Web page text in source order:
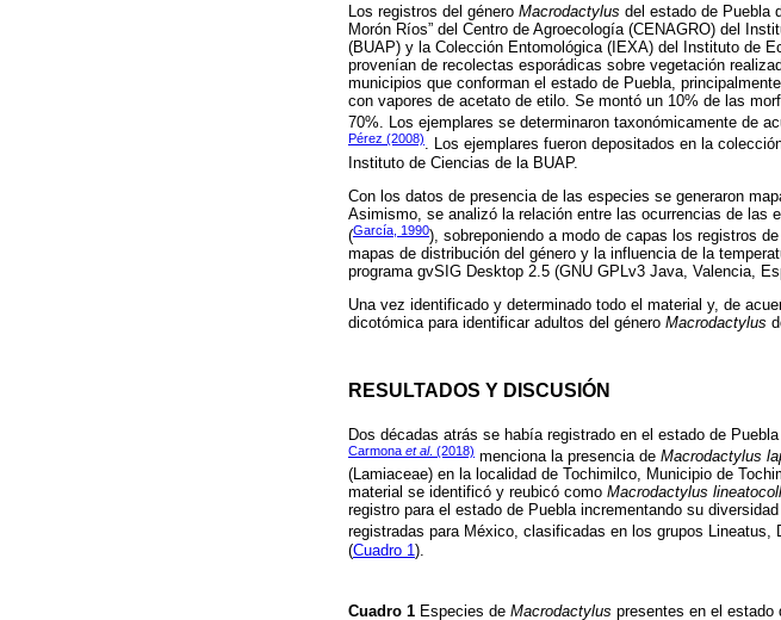
Los registros del género Macrodactylus del estado de Puebla
Morón Ríos” del Centro de Agroecología (CENAGRO) del
(BUAP) y la Colección Entomológica (IEXA) del Instituto de
provenían de recolectas esporádicas sobre vegetación
municipios que conforman el estado de Puebla,
con vapores de acetato de etilo. Se montó un 10% de las
70%. Los ejemplares se determinaron taxonómicamente de
Pérez (2008). Los ejemplares fueron depositados en la
Instituto de Ciencias de la BUAP.
Con los datos de presencia de las especies se generaron
Asimismo, se analizó la relación entre las ocurrencias de las
(García, 1990), sobreponiendo a modo de capas los registros
mapas de distribución del género y la influencia de la
programa gvSIG Desktop 2.5 (GNU GPLv3 Java, Valencia,
Una vez identificado y determinado todo el material y, de
dicotómica para identificar adultos del género Macrodactylus
RESULTADOS Y DISCUSIÓN
Dos décadas atrás se había registrado en el estado de
Carmona et al. (2018) menciona la presencia de Macrodactylus
(Lamiaceae) en la localidad de Tochimilco, Municipio de
material se identificó y reubicó como Macrodactylus
registro para el estado de Puebla incrementando su
registradas para México, clasificadas en los grupos Lineatus,
(Cuadro 1 ).
Cuadro 1 Especies de Macrodactylus presentes en el estado